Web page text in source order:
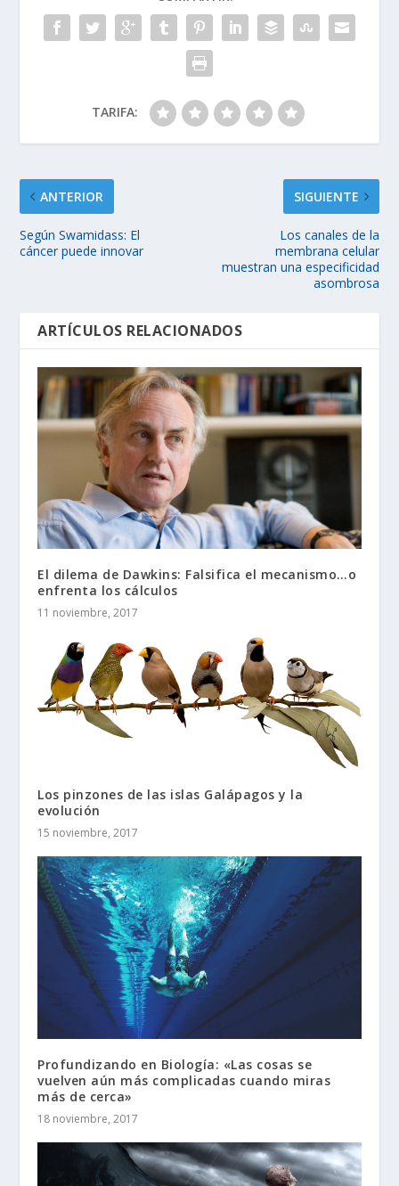
TARIFA:
ANTERIOR
Según Swamidass: El
cáncer puede innovar
SIGUIENTE
Los canales de la
membrana celular
muestran una especificidad
asombrosa
ARTÍCULOS RELACIONADOS
El dilema de Dawkins: Falsifica el mecanismo…o
enfrenta los cálculos
11 noviembre, 2017
Los pinzones de las islas Galápagos y la
evolución
15 noviembre, 2017
Profundizando en Biología: «Las cosas se
vuelven aún más complicadas cuando miras
más de cerca»
18 noviembre, 2017